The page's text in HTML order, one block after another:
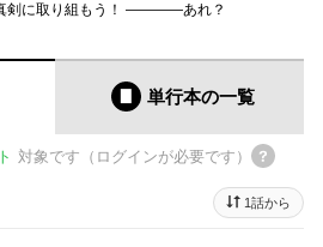
剣に取り組もう！ ――――あれ？
単行本の一覧
対象です（ログインが必要です）
1話から